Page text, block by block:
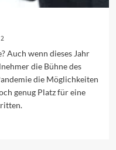
2
Auch wenn dieses Jahr
die Bühne des
die Möglichkeiten
genug Platz für eine